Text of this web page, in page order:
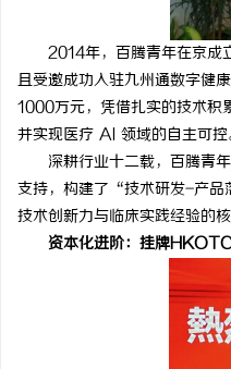
2014年，百腾青年在京成
且受邀成功入驻九州通数字健
1000万元，凭借扎实的技术积
并实现医疗 AI 领域的自主可控
深耕行业十二载，百腾青年
支持，构建了“技术研发-产品
技术创新力与临床实践经验的
资本化进阶：挂牌HKOTC
汉配眼镜 上海配眼镜